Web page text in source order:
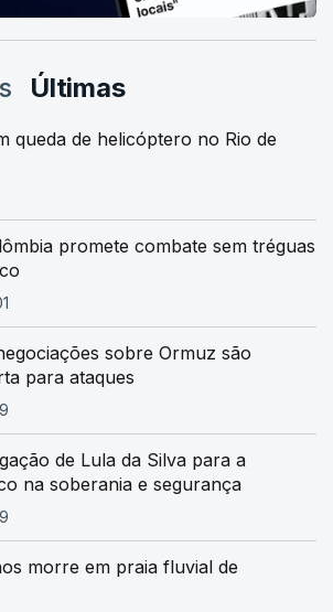
Últimas
queda de helicóptero no Rio de
promete combate sem tréguas
sobre Ormuz são
para ataques
de Lula da Silva para a
na soberania e segurança
morre em praia fluvial de